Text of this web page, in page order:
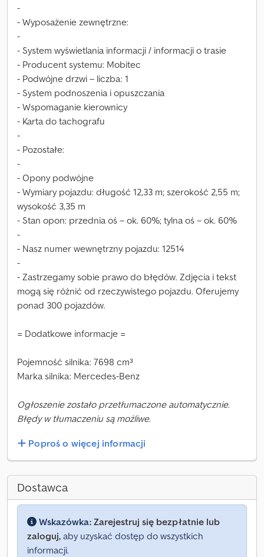
-
- Wyposażenie zewnętrzne:
-
- System wyświetlania informacji / informacji o trasie
- Producent systemu: Mobitec
- Podwójne drzwi – liczba: 1
- System podnoszenia i opuszczania
- Wspomaganie kierownicy
- Karta do tachografu
-
- Pozostałe:
-
- Opony podwójne
- Wymiary pojazdu: długość 12,33 m; szerokość 2,55 m;
wysokość 3,35 m
- Stan opon: przednia oś – ok. 60%; tylna oś – ok. 60%
-
- Nasz numer wewnętrzny pojazdu: 12514
-
- Zastrzegamy sobie prawo do błędów. Zdjęcia i tekst
mogą się różnić od rzeczywistego pojazdu. Oferujemy
ponad 300 pojazdów.
= Dodatkowe informacje =
Pojemność silnika: 7698 cm³
Marka silnika: Mercedes-Benz
Ogłoszenie zostało przetłumaczone automatycznie.
Błędy w tłumaczeniu są możliwe.
Poproś o więcej informacji
Dostawca
Wskazówka: Zarejestruj się bezpłatnie lub
zaloguj, aby uzyskać dostęp do wszystkich
informacji.